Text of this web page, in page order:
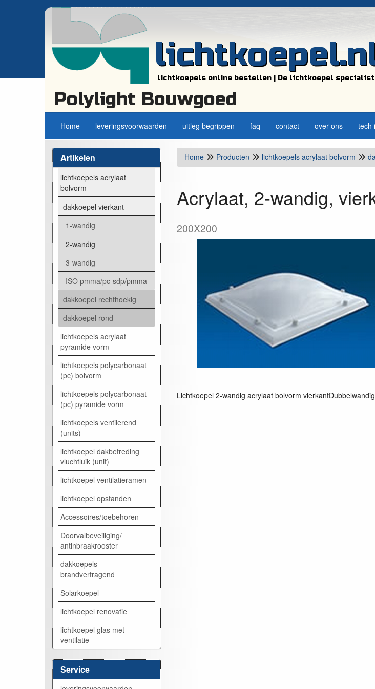
lichtkoepels online bestellen | De lichtkoepel specialist
Polylight Bouwgoed
Home leveringsvoorwaarden uitleg begrippen faq contact over ons tech
Artikelen
lichtkoepels acrylaat
bolvorm
dakkoepel vierkant
1-wandig
2-wandig
3-wandig
ISO pmma/pc-sdp/pmma
dakkoepel rechthoekig
dakkoepel rond
lichtkoepels acrylaat
pyramide vorm
lichtkoepels polycarbonaat
(pc) bolvorm
lichtkoepels polycarbonaat
(pc) pyramide vorm
lichtkoepels ventilerend
(units)
lichtkoepel dakbetreding
vluchtluik (unit)
lichtkoepel ventilatieramen
lichtkoepel opstanden
Accessoires/toebehoren
Doorvalbeveiliging/
antinbraakrooster
dakkoepels
brandvertragend
Solarkoepel
lichtkoepel renovatie
lichtkoepel glas met
ventilatie
Service
Home Producten lichtkoepels acrylaat bolvorm
Acrylaat, 2-wandig,
200X200
Lichtkoepel 2-wandig acrylaat bolvorm